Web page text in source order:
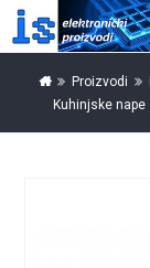
Proizvodi
Kuhinjske nape